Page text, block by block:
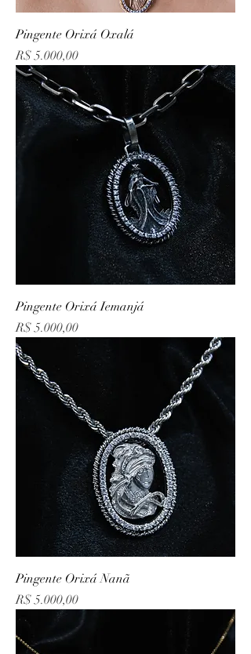
Pingente Orixá Oxalá
Preço
R$ 5.000,00
Pingente Orixá Iemanjá
Preço
R$ 5.000,00
Pingente Orixá Nanã
Preço
R$ 5.000,00